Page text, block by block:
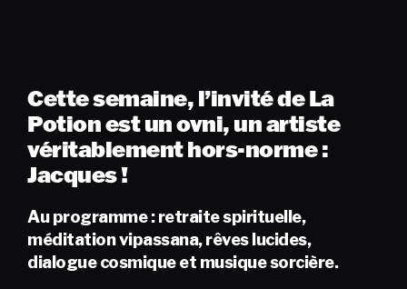
Cette semaine, l’invité de La
Potion est un ovni, un artiste
véritablement hors-norme :
Jacques !
Au programme : retraite spirituelle,
méditation vipassana, rêves lucides,
dialogue cosmique et musique sorcière.